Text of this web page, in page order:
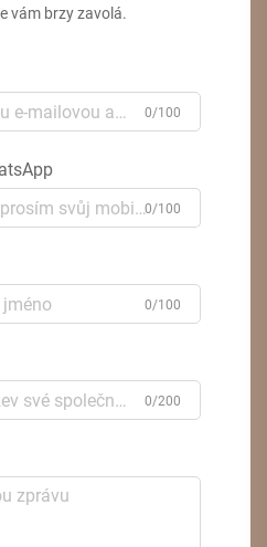
vám brzy zavolá.
0/100
0/100
0/100
0/200